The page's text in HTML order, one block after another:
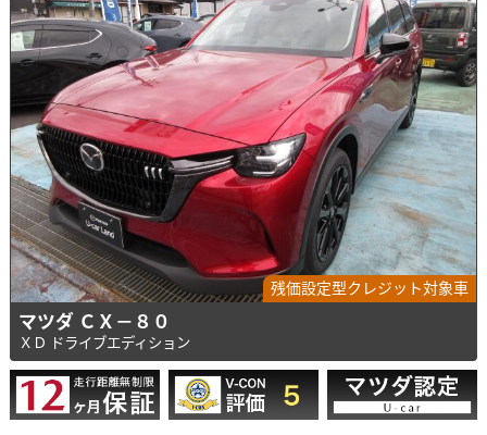
残価設定型クレジット対象車
マツダ ＣＸ－８０
ＸＤ ドライブエディション